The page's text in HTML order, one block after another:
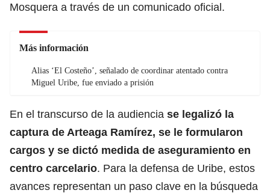
Mosquera a través de un comunicado oficial.
Más información
Alias ‘El Costeño’, señalado de coordinar atentado contra
Miguel Uribe, fue enviado a prisión
En el transcurso de la audiencia se legalizó la
captura de Arteaga Ramírez, se le formularon
cargos y se dictó medida de aseguramiento en
centro carcelario. Para la defensa de Uribe, estos
avances representan un paso clave en la búsqueda